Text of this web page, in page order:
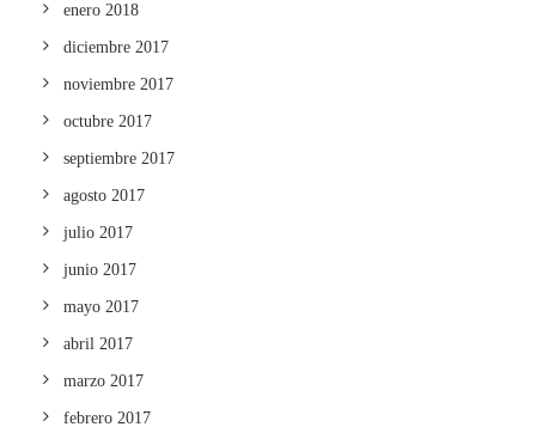
enero 2018
diciembre 2017
noviembre 2017
octubre 2017
septiembre 2017
agosto 2017
julio 2017
junio 2017
mayo 2017
abril 2017
marzo 2017
febrero 2017